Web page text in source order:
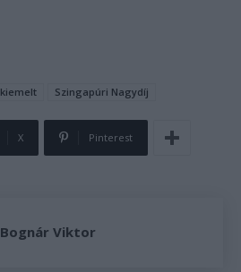
kiemelt Szingapúri Nagydíj
X Pinterest
Bognár Viktor